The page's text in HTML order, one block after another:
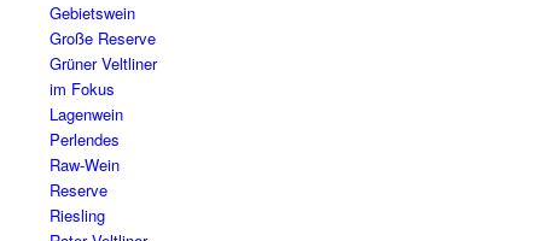
Gebietswein
Große Reserve
Grüner Veltliner
im Fokus
Lagenwein
Perlendes
Raw-Wein
Reserve
Riesling